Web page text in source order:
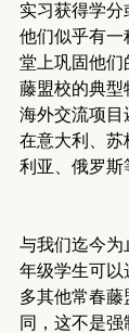
实习获得学分
他们似乎有一
堂上巩固他们
藤盟校的典型
海外交流项目
在意大利、苏
利亚、俄罗斯
与我们迄今为
年级学生可以
多其他常春
同，这不是